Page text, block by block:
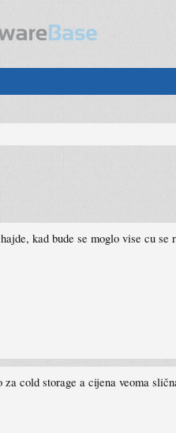
kad bude se moglo vise cu se
cold storage a cijena veoma